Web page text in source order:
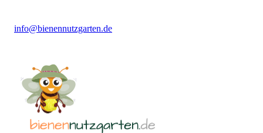
info@bienennutzgarten.de